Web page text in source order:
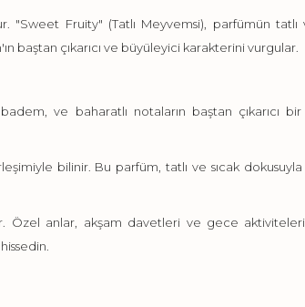
Fruity" (Tatlı Meyvemsi), parfümün tatlı
baştan çıkarıcı ve büyüleyici karakterini vurgular.
ve baharatlı notaların baştan çıkarıcı
bilinir. Bu parfüm, tatlı ve sıcak
Özel anlar, akşam davetleri ve gece